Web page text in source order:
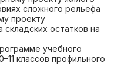
сложного рельефа
проекту
остатков на
учебного
классов профильного